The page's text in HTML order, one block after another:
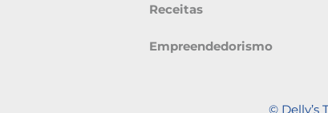
Receitas
Empreendedorismo
© Delly’s